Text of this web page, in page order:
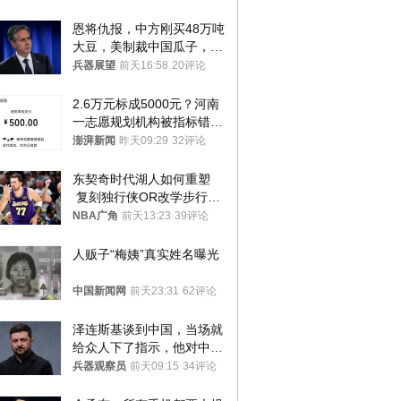
恩将仇报，中方刚买48万吨
大豆，美制裁中国瓜子，布
林肯措辞变了
兵器展望 前天16:58 20评论
2.6万元标成5000元？河南
一志愿规划机构被指标错学
费致考生复读
澎湃新闻 昨天09:29 32评论
东契奇时代湖人如何重塑
复刻独行侠OR改学步行
者？
NBA广角 前天13:23 39评论
人贩子“梅姨”真实姓名曝光
中国新闻网 前天23:31 62评论
泽连斯基谈到中国，当场就
给众人下了指示，他对中国
和中乌关系，显然又有了新
兵器观察员 前天09:15 34评论